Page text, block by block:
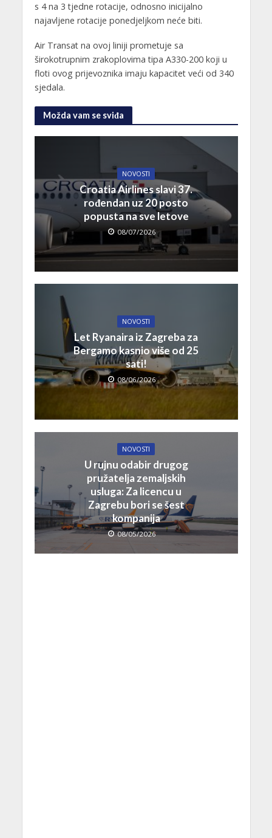
s 4 na 3 tjedne rotacije, odnosno inicijalno
najavljene rotacije ponedjeljkom neće biti.
Air Transat na ovoj liniji prometuje sa
širokotrupnim zrakoplovima tipa A330-200 koji u
floti ovog prijevoznika imaju kapacitet veći od 340
sjedala.
Možda vam se sviđa
NOVOSTI
Croatia Airlines slavi 37.
rođendan uz 20 posto
popusta na sve letove
08/07/2026
NOVOSTI
Let Ryanaira iz Zagreba za
Bergamo kasnio više od 25
sati!
08/06/2026
NOVOSTI
U rujnu odabir drugog
pružatelja zemaljskih
usluga: Za licencu u
Zagrebu bori se šest
kompanija
08/05/2026